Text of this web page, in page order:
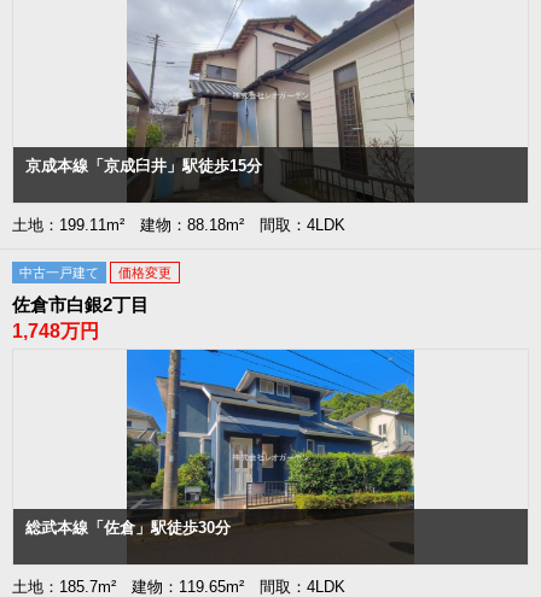
京成本線「京成臼井」駅徒歩15分
土地：199.11m² 建物：88.18m² 間取：4LDK
中古一戸建て 価格変更
佐倉市白銀2丁目
1,748万円
総武本線「佐倉」駅徒歩30分
土地：185.7m² 建物：119.65m² 間取：4LDK